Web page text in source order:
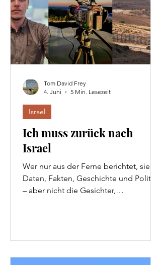
Ich muss zurück nach
Israel
Wer nur aus der Ferne berichtet, sieht
Daten, Fakten, Geschichte und Politik
– aber nicht die Gesichter,
sondern dort, wo Begegnung Reibung
Israel
Tom David Frey
4. Juni
5 Min. Lesezeit